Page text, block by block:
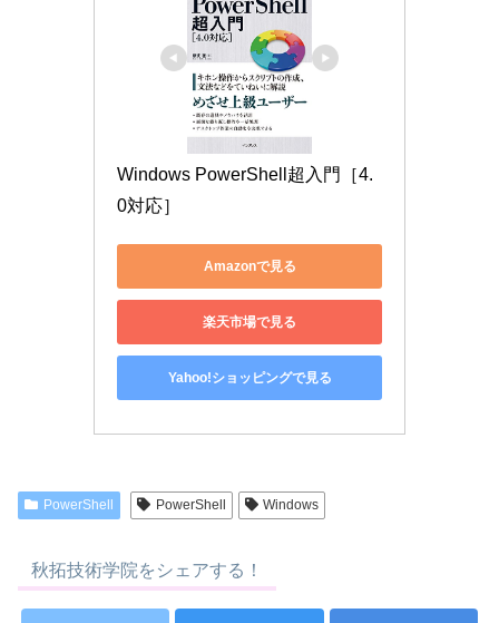
Windows PowerShell超入門［4.
0対応］
Amazonで見る
楽天市場で見る
Yahoo!ショッピングで見る
PowerShell PowerShell Windows
秋拓技術学院をシェアする！